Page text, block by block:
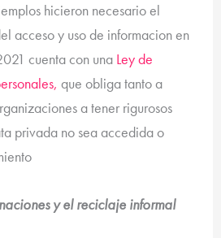
hicieron necesario el
acceso y uso de informacion en
cuenta con una Ley de
que obliga tanto a
a tener rigurosos
privada no sea accedida o
y el reciclaje informal